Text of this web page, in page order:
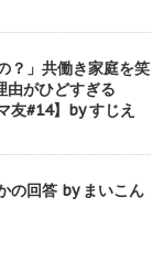
？」共働き家庭を笑
由がひどすぎる
友#14】by すじえ
の回答 by まいこん